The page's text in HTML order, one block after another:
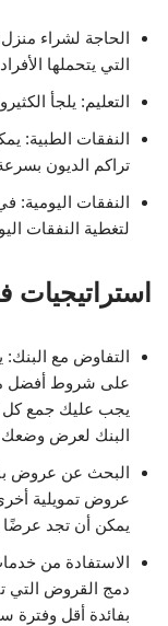
الحاجة لشراء
التي يتحملها
التعليم: يلجأ
النفقات الطبية:
تراكم الديون
النفقات اليومية:
لتغطية النفقات
استراتيجيات
التفاوض مع
على شروط أفضل
يجب عليك جمع كل
البنك لعرض
البحث عن عروض
عروض تمويلية
يمكن أن تجد عرضًا
الاستفادة من
دمج القروض التي
بفائدة أقل وفترة